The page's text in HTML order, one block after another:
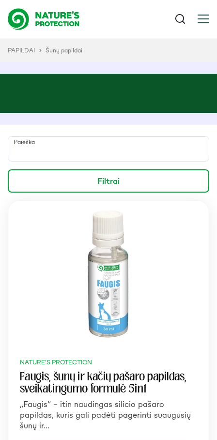
PAPILDAI Šunų papildai
Paieška
Filtrai
NATURE'S PROTECTION
Faugis, šunų ir kačių pašaro papildas,
sveikatingumo formulė 5in1
„Faugis“ – itin naudingas silicio pašaro
papildas, kuris gali padėti pagerinti suaugusių
šunų ir…